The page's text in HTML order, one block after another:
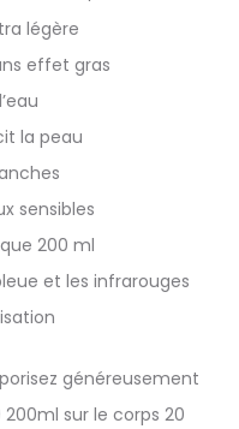
légère
effet gras
la peau
sensibles
200 ml
et les infrarouges
généreusement
200ml sur le corps 20